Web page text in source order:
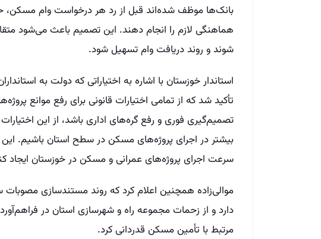
بانک‌ها موظف شده‌اند قبل از رد هر درخواست وام مسکن،
هماهنگی لازم را انجام دهند. این تصمیم باعث می‌شود
شوند و روند دریافت وام تسهیل شود.
استاندار خوزستان با اشاره به اختیاراتی که دولت به
تأکید شد که از تمامی اختیارات قانونی برای رفع موانع
تصمیم‌گیری فوری و رفع گره‌های اداری باشد، از این
بیشتر در اجرای پروژه‌های مسکن در سطح استان باشیم.
سرعت اجرای پروژه‌های عمرانی و مسکن در خوزستان ایجاد
موالی‌زاده همچنین اعلام کرد که روند مستندسازی مصوبات
دارد و از زحمات مجموعه راه و شهرسازی استان در
مرتبط با تأمین مسکن قدردانی کرد.